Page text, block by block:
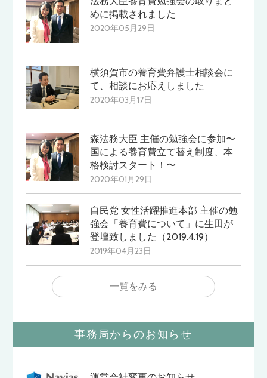
めに掲載されました
2020年05月29日
横須賀市の養育費弁護士相談会に
て、相談にお応えしました
2020年03月17日
森法務大臣 主催の勉強会に参加〜
国による養育費立て替え制度、本
格検討スタート！〜
2020年01月29日
自民党 女性活躍推進本部 主催の勉
強会「養育費について」に生田が
登壇致しました（2019.4.19）
2019年04月23日
一覧をみる
事務局からのお知らせ